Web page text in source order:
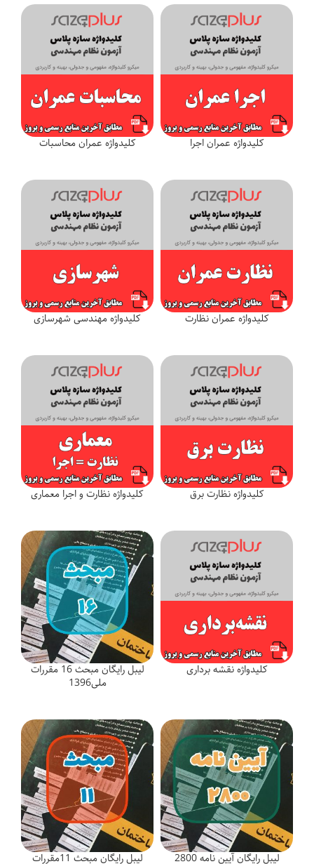
کلیدواژه عمران اجرا کلیدواژه عمران محاسبات
کلیدواژه عمران نظارت کلیدواژه مهندسی شهرسازی
کلیدواژه نظارت برق کلیدواژه نظارت و اجرا معماری
کلیدواژه نقشه برداری لیبل رایگان مبحث 16 مقررات
ملی1396
لیبل رایگان آیین نامه 2800 لیبل رایگان مبحث 11مقررات